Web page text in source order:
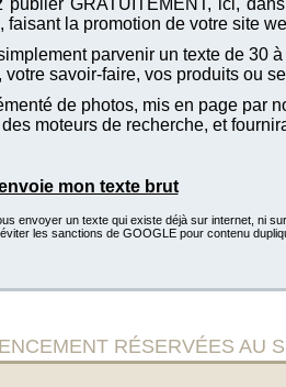
publier GRATUITEMENT, ici,
faisant la promotion de votre site
parvenir un texte de 30
votre savoir-faire, vos produits ou
de photos, mis en page par
moteurs de recherche, et
mon texte brut
envoyer un texte qui existe déjà sur internet, ni
les sanctions de GOOGLE pour contenu
RÉSERVÉES AU